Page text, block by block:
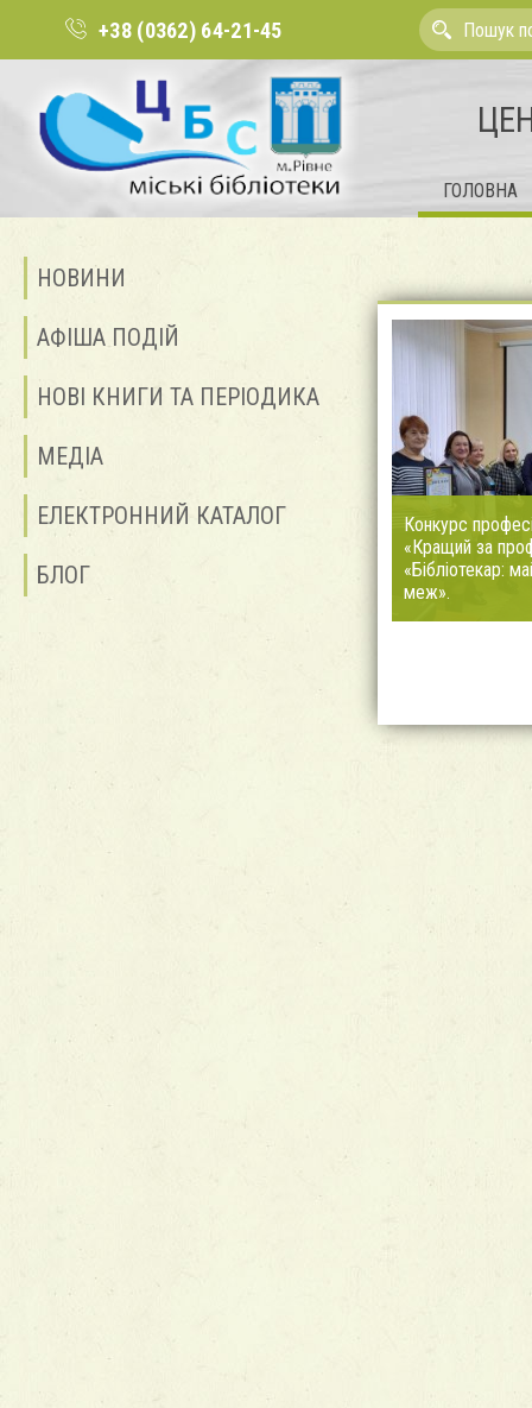
+38 (0362) 64-21-45
ГОЛОВНА
НОВИНИ
АФІША ПОДІЙ
НОВІ КНИГИ ТА ПЕРІОДИКА
МЕДІА
ЕЛЕКТРОННИЙ КАТАЛОГ
БЛОГ
Конкурс
«Кращий за
«Бібліотекар:
меж».